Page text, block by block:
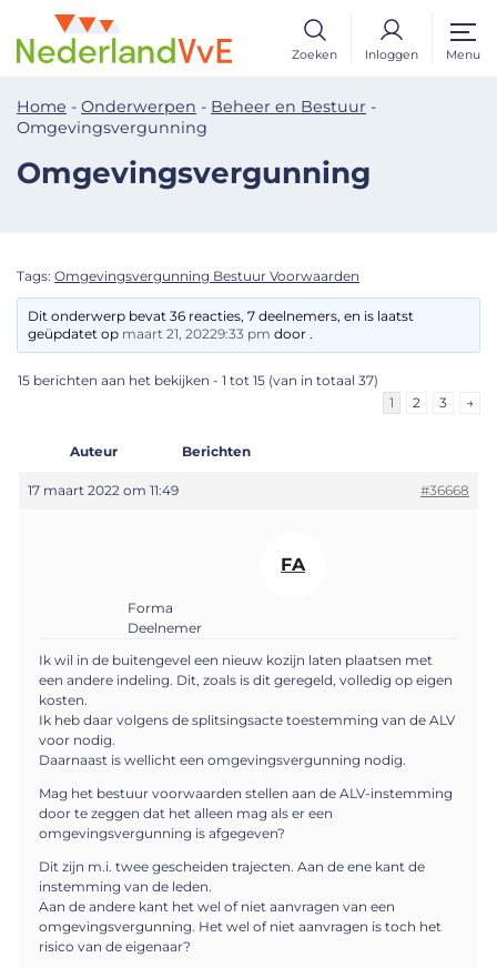
Zoeken Inloggen Menu
Home - Onderwerpen - Beheer en Bestuur -
Omgevingsvergunning
Omgevingsvergunning
Tags: Omgevingsvergunning Bestuur Voorwaarden
Dit onderwerp bevat 36 reacties, 7 deelnemers, en is laatst
geüpdatet op maart 21, 20229:33 pm door .
15 berichten aan het bekijken - 1 tot 15 (van in totaal 37)
1
2 3 →
Auteur Berichten
17 maart 2022 om 11:49 #36668
FA
Forma
Deelnemer
Ik wil in de buitengevel een nieuw kozijn laten plaatsen met
een andere indeling. Dit, zoals is dit geregeld, volledig op eigen
kosten.
Ik heb daar volgens de splitsingsacte toestemming van de ALV
voor nodig.
Daarnaast is wellicht een omgevingsvergunning nodig.
Mag het bestuur voorwaarden stellen aan de ALV-instemming
door te zeggen dat het alleen mag als er een
omgevingsvergunning is afgegeven?
Dit zijn m.i. twee gescheiden trajecten. Aan de ene kant de
instemming van de leden.
Aan de andere kant het wel of niet aanvragen van een
omgevingsvergunning. Het wel of niet aanvragen is toch het
risico van de eigenaar?